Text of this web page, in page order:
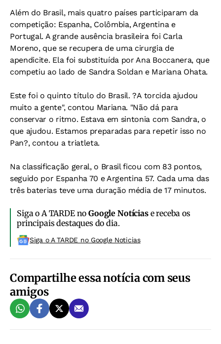
Além do Brasil, mais quatro países participaram da
competição: Espanha, Colômbia, Argentina e
Portugal. A grande ausência brasileira foi Carla
Moreno, que se recupera de uma cirurgia de
apendicite. Ela foi substituída por Ana Boccanera, que
competiu ao lado de Sandra Soldan e Mariana Ohata.
Este foi o quinto título do Brasil. ?A torcida ajudou
muito a gente", contou Mariana. "Não dá para
conservar o ritmo. Estava em sintonia com Sandra, o
que ajudou. Estamos preparadas para repetir isso no
Pan?, contou a triatleta.
Na classificação geral, o Brasil ficou com 83 pontos,
seguido por Espanha 70 e Argentina 57. Cada uma das
três baterias teve uma duração média de 17 minutos.
Siga o A TARDE noGoogle Notíciase receba os
principais destaques do dia.
Siga o A TARDE no Google Noticias
Compartilhe essa notícia com seus
amigos